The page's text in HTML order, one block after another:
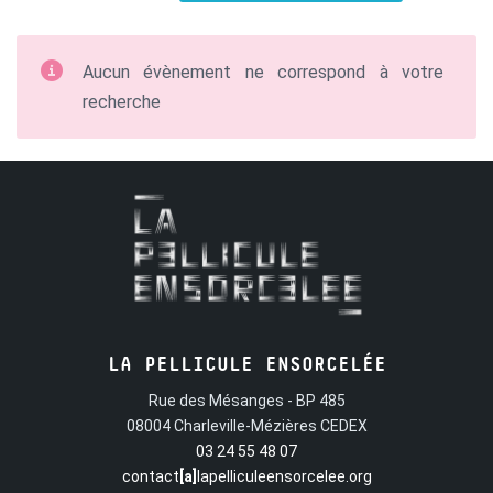
Aucun évènement ne correspond à votre
recherche
LA PELLICULE ENSORCELÉE
Rue des Mésanges - BP 485
08004 Charleville-Mézières CEDEX
03 24 55 48 07
contact [a] lapelliculeensorcelee.org